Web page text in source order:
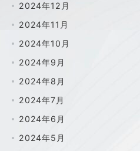
2024年12月
2024年11月
2024年10月
2024年9月
2024年8月
2024年7月
2024年6月
2024年5月